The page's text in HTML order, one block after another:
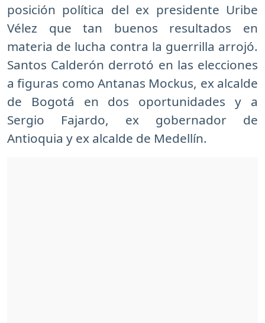
posición política del ex presidente Uribe
Vélez que tan buenos resultados en
materia de lucha contra la guerrilla arrojó.
Santos Calderón derrotó en las elecciones
a figuras como Antanas Mockus, ex alcalde
de Bogotá en dos oportunidades y a
Sergio Fajardo, ex gobernador de
Antioquia y ex alcalde de Medellín.